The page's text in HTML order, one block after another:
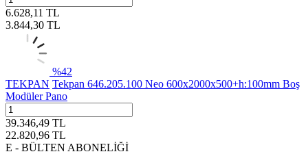
6.628,11 TL
3.844,30 TL
%42
TEKPAN Tekpan 646.205.100 Neo 600x2000x500+h:100mm Boş
Modüler Pano
39.346,49 TL
22.820,96 TL
E - BÜLTEN ABONELİĞİ